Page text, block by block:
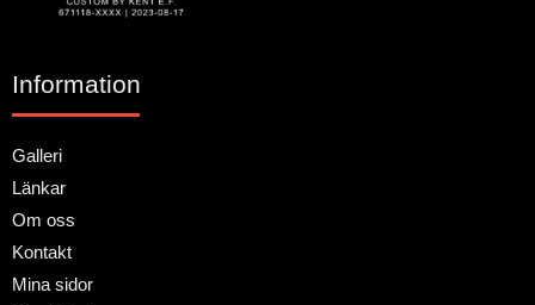
Information
Galleri
Länkar
Om oss
Kontakt
Mina sidor